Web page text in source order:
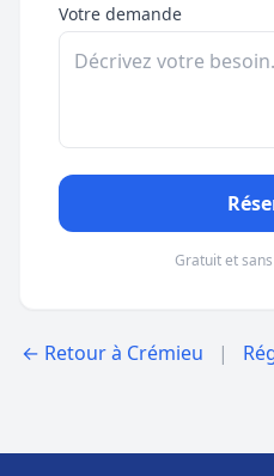
Votre demande
Gratuit et
← Retour à Crémieu |